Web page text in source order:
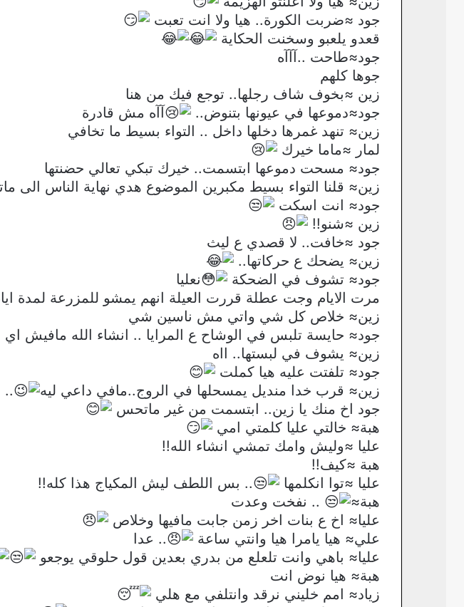
جود ≈ضربت الكورة.. هيا ولا انت تعبت
قعدو يلعبو وسخنت الحكاية
جود≈طاحت ..آآآه
جوها كلهم
زين ≈بخوف شاف رجلها.. توجع فيك من هنا
جود≈دموعها في عيونها بتنوض..
آآه مش قادرة
زين≈ تنهد غمرها دخلها داخل .. التواء بسيط ما تخافي
لمار ≈ماما خيرك
جود≈ مسحت دموعها ابتسمت.. خيرك تبكي تعالي حضنتها
زين≈ قلنا التواء بسيط مكبرين الموضوع هدي نهاية الناس الى
جود≈ انت اسكت
زين ≈شنو!!
جود ≈خافت.. لا قصدي ع ليث
زين≈ يضحك ع حركاتها..
جود≈ تشوف في الضحكة
نعليا
مرت الايام وجت عطلة قررت العيلة انهم يمشو للمزرعة لمدة
زين≈ خلاص كل شي واتي مش ناسين شي
جود≈ حايسة تلبس في الوشاح ع المرايا .. انشاء الله مافيش
زين≈ يشوف في لبستها.. ااه
جود≈ تلفتت عليه هيا كملت
زين≈ قرب خدا منديل يمسحلها في الروج..مافي داعي ليه
..
جود اخ منك يا زين.. ابتسمت من غير ماتحس
هبة≈ خالتي عليا كلمتي امي
عليا ≈وليش وامك تمشي انشاء الله!!
هبة ≈كيف!!
عليا ≈توا انكلمها
.. بس اللطف ليش المكياج هذا كله!!
هبة≈
.. نفخت وعدت
عليا≈ اخ ع بنات اخر زمن جابت مافيها وخلاص
علي≈ هيا يامرا هيا وانتي ساعة
.. عدا
عليا≈ باهي وانت تلعلع من بدري بعدين قول حلوقي يوجعو
هبة≈ هيا نوض انت
زياد≈ امم خليني نرقد وانتلفي مع هلي